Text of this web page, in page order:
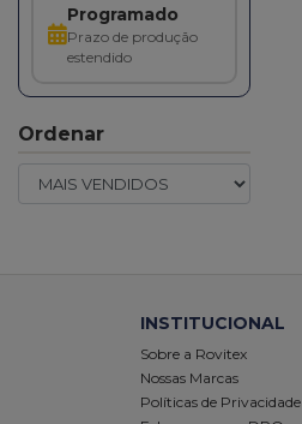
Programado
Prazo de produção
estendido
Ordenar
INSTITUCIONAL
Sobre a Rovitex
Nossas Marcas
Políticas de Privacidade